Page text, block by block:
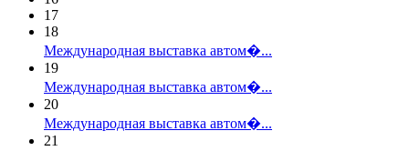
17
18
Международная выставка автом�...
19
Международная выставка автом�...
20
Международная выставка автом�...
21